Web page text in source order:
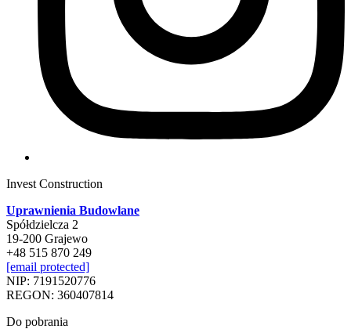
Invest Construction
Uprawnienia Budowlane
Spółdzielcza 2
19-200 Grajewo
+48 515 870 249
[email protected]
NIP: 7191520776
REGON: 360407814
Do pobrania